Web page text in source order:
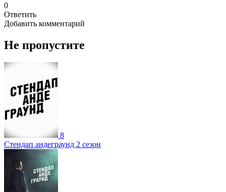
0
Ответить
Добавить комментарий
Не пропустите
8
Стендап андеграунд 2 сезон